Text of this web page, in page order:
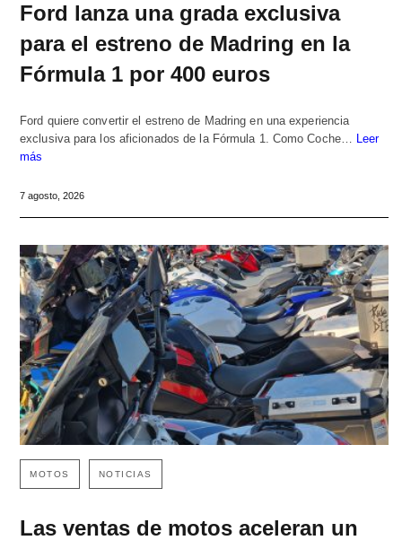
Ford lanza una grada exclusiva
para el estreno de Madring en la
Fórmula 1 por 400 euros
Ford quiere convertir el estreno de Madring en una experiencia
exclusiva para los aficionados de la Fórmula 1. Como Coche… Leer
más
7 agosto, 2026
MOTOS NOTICIAS
Las ventas de motos aceleran un